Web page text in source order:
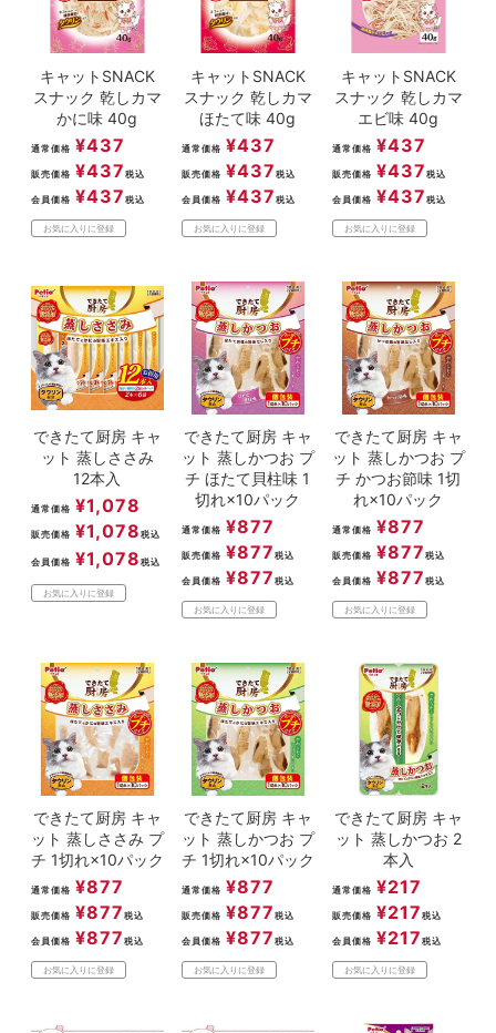
キャットSNACK
スナック 乾しカマ
かに味 40g
通常価格 ¥437
販売価格 ¥437 税込
会員価格 ¥437 税込
お気に入りに登録
キャットSNACK
スナック 乾しカマ
ほたて味 40g
通常価格 ¥437
販売価格 ¥437 税込
会員価格 ¥437 税込
お気に入りに登録
キャットSNACK
スナック 乾しカマ
エビ味 40g
通常価格 ¥437
販売価格 ¥437 税込
会員価格 ¥437 税込
お気に入りに登録
できたて厨房 キャ
ット 蒸しささみ
12本入
通常価格 ¥1,078
販売価格 ¥1,078 税込
会員価格 ¥1,078 税込
お気に入りに登録
できたて厨房 キャ
ット 蒸しかつお プ
チ ほたて貝柱味 1
切れ×10パック
通常価格 ¥877
販売価格 ¥877 税込
会員価格 ¥877 税込
お気に入りに登録
できたて厨房 キャ
ット 蒸しかつお プ
チ かつお節味 1切
れ×10パック
通常価格 ¥877
販売価格 ¥877 税込
会員価格 ¥877 税込
お気に入りに登録
できたて厨房 キャ
ット 蒸しささみ プ
チ 1切れ×10パック
通常価格 ¥877
販売価格 ¥877 税込
会員価格 ¥877 税込
お気に入りに登録
できたて厨房 キャ
ット 蒸しかつお プ
チ 1切れ×10パック
通常価格 ¥877
販売価格 ¥877 税込
会員価格 ¥877 税込
お気に入りに登録
できたて厨房 キャ
ット 蒸しかつお 2
本入
通常価格 ¥217
販売価格 ¥217 税込
会員価格 ¥217 税込
お気に入りに登録